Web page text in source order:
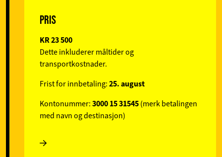
PRIS
KR 23 500
Dette inkluderer måltider og
transportkostnader.
Frist for innbetaling: 25. august
Kontonummer: 3000 15 31545 (merk betalingen
med navn og destinasjon)